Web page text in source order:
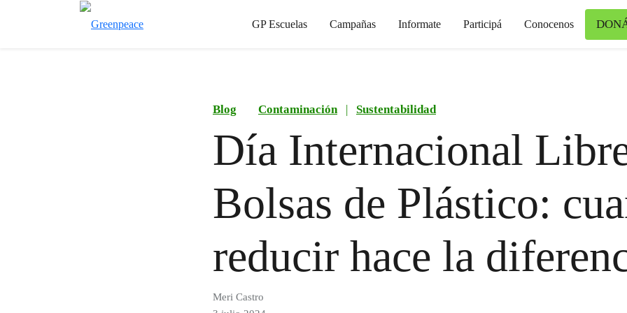
GP Escuelas Campañas Informate Participá Conocenos
Blog Contaminación | Sustentabilidad
Día Internacional
Bolsas de Plástico:
reducir hace la
Meri Castro